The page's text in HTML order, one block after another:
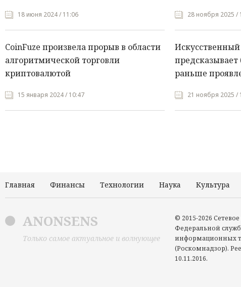
18 июня 2024 / 11:06
CoinFuze произвела прорыв в области
алгоритмической торговли
криптовалютой
15 января 2024 / 10:47
28 ноября 2025 /
предсказывает
раньше
21 ноября 2025 /
Главная Финансы Технологии Наука Культура
ANONSENS
Только самое актуальное и волнующее
© 2015-2026
Федеральной
информационных
(Роскомнадзор).
10.11.2016.